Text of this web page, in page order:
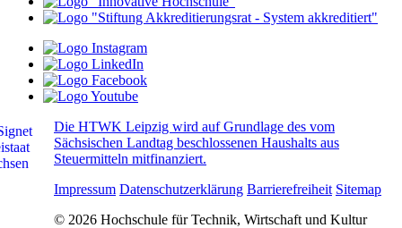
Die HTWK Leipzig wird auf Grundlage des vom
Sächsischen Landtag beschlossenen Haushalts aus
Steuermitteln mitfinanziert.
Impressum Datenschutzerklärung Barrierefreiheit Sitemap
© 2026 Hochschule für Technik, Wirtschaft und Kultur